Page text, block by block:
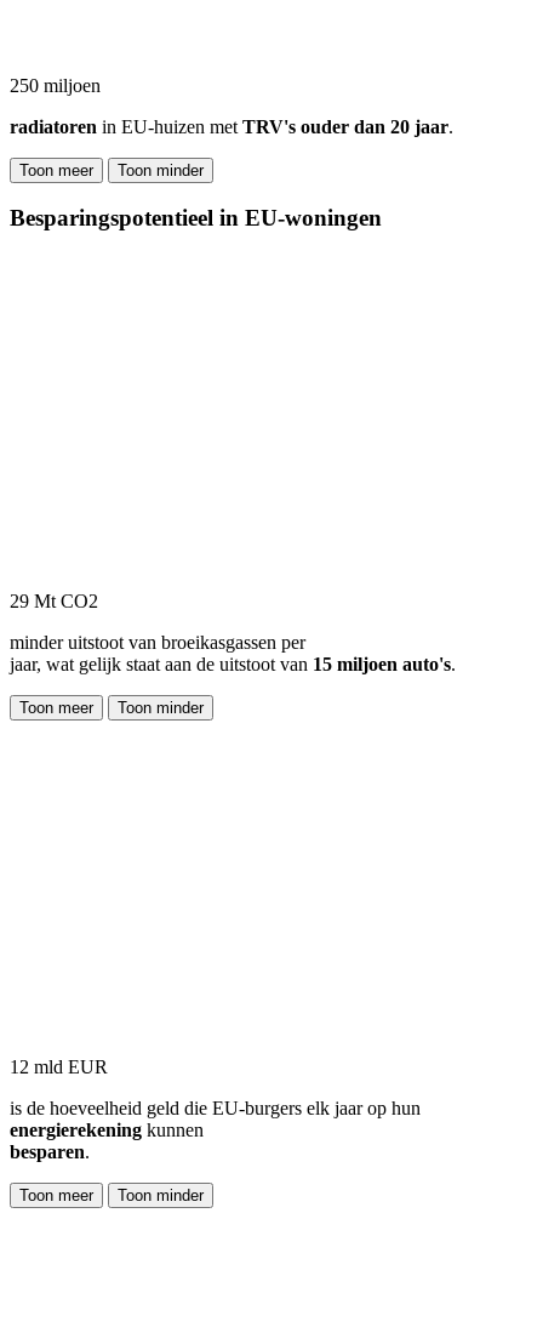
250 miljoen
radiatoren in EU-huizen met TRV's ouder dan 20 jaar.
Toon meer Toon minder
Besparingspotentieel in EU-woningen
29 Mt CO2
minder uitstoot van broeikasgassen per
jaar, wat gelijk staat aan de uitstoot van 15 miljoen auto's.
Toon meer Toon minder
12 mld EUR
is de hoeveelheid geld die EU-burgers elk jaar op hun
energierekening kunnen
besparen.
Toon meer Toon minder